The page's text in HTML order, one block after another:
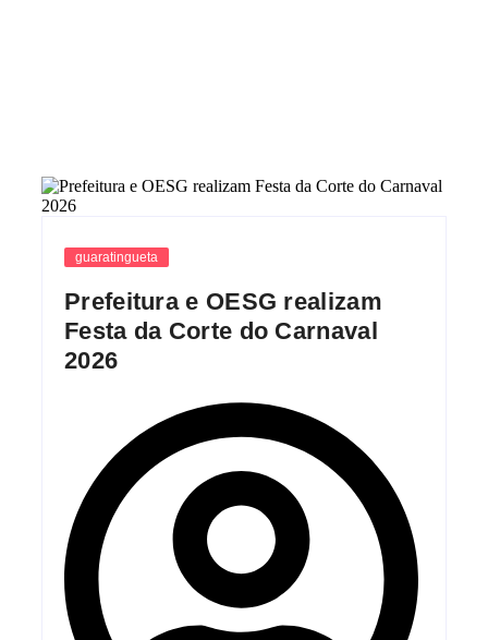
guaratingueta
Prefeitura e OESG realizam
Festa da Corte do Carnaval
2026